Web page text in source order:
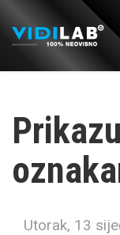
Utorak, 13